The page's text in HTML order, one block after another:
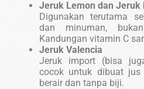
Jeruk Lemon dan Jeruk
Digunakan terutama
dan minuman,
Kandungan vitamin C
Jeruk Valencia
Jeruk import (bisa
cocok untuk dibuat jus
berair dan tanpa biji.